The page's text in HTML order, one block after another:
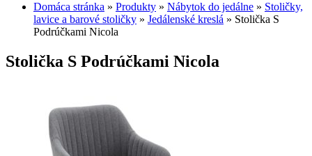
Domáca stránka » Produkty » Nábytok do jedálne » Stoličky,
lavice a barové stoličky » Jedálenské kreslá » Stolička S
Podrúčkami Nicola
Stolička S Podrúčkami Nicola